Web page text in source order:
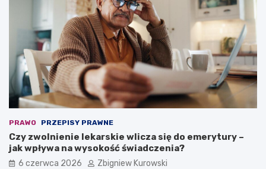
PRAWO PRZEPISY PRAWNE
Czy zwolnienie lekarskie wlicza się do emerytury –
jak wpływa na wysokość świadczenia?
6 czerwca 2026 Zbigniew Kurowski